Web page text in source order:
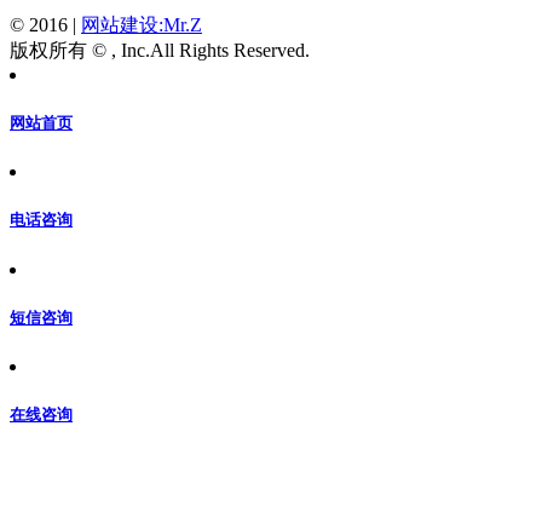
© 2016 | 网站建设:Mr.Z
版权所有 © , Inc.All Rights Reserved.
网站首页
电话咨询
短信咨询
在线咨询